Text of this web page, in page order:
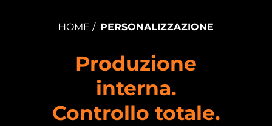
HOME / PERSONALIZZAZIONE
Produzione
interna.
Controllo totale.